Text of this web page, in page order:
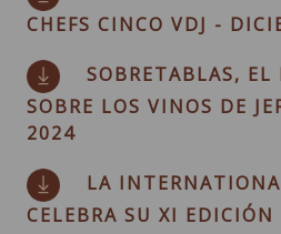
CHEFS CINCO VDJ -
SOBRETABLAS, EL
SOBRE LOS VINOS DE
2024
LA
CELEBRA SU XI